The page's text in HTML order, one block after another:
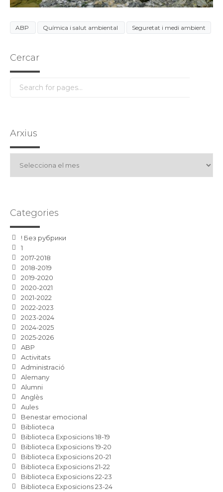
ABP Química i salut ambiental Seguretat i medi ambient
Cercar
Arxius
Categories
! Без рубрики
1
2017-2018
2018-2019
2019-2020
2020-2021
2021-2022
2022-2023
2023-2024
2024-2025
2025-2026
ABP
Activitats
Administració
Alemany
Alumni
Anglès
Aules
Benestar emocional
Biblioteca
Biblioteca Exposicions 18-19
Biblioteca Exposicions 19-20
Biblioteca Exposicions 20-21
Biblioteca Exposicions 21-22
Biblioteca Exposicions 22-23
Biblioteca Exposicions 23-24